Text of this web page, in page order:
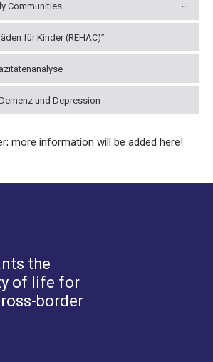
Communities
für Kinder (REHAC)”
und Depression
more information will be added here!
the
of life for
border